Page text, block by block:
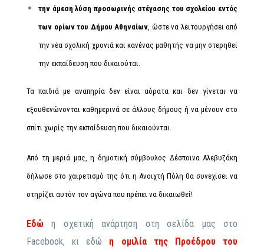
την άμεση λύση προσωρινής στέγασης του σχολείου εντός
των ορίων του Δήμου Αθηναίων, ώστε να λειτουργήσει από
την νέα σχολική χρονιά και κανένας μαθητής να μην στερηθεί
την εκπαίδευση που δικαιούται.
Τα παιδιά με αναπηρία δεν είναι αόρατα και δεν γίνεται να
εξουθενώνονται καθημερινά σε άλλους δήμους ή να μένουν στο
σπίτι χωρίς την εκπαίδευση που δικαιούνται.
Από τη μεριά μας, η δημοτική σύμβουλος Δέσποινα Αλεβυζάκη
δήλωσε στο χαιρετισμό της ότι η Ανοιχτή Πόλη θα συνεχίσει να
στηρίζει αυτόν τον αγώνα που πρέπει να δικαιωθεί!
Εδώ η σχετική ανάρτηση στη σελίδα μας στο
Facebook, κι εδώ η ομιλία της Προέδρου του